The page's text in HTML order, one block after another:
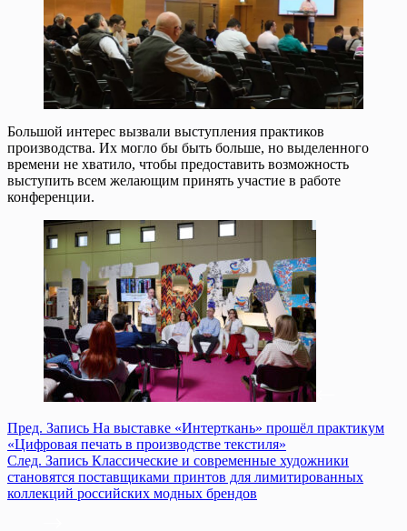
Большой интерес вызвали выступления практиков
производства. Их могло бы быть больше, но выделенного
времени не хватило, чтобы предоставить возможность
выступить всем желающим принять участие в работе
конференции.
Пред. Запись На выставке «Интерткань» прошёл практикум
«Цифровая печать в производстве текстиля»
След. Запись Классические и современные художники
становятся поставщиками принтов для лимитированных
коллекций российских модных брендов